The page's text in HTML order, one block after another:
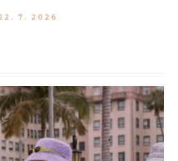
světa. V prosinci totiž v
7. 2026